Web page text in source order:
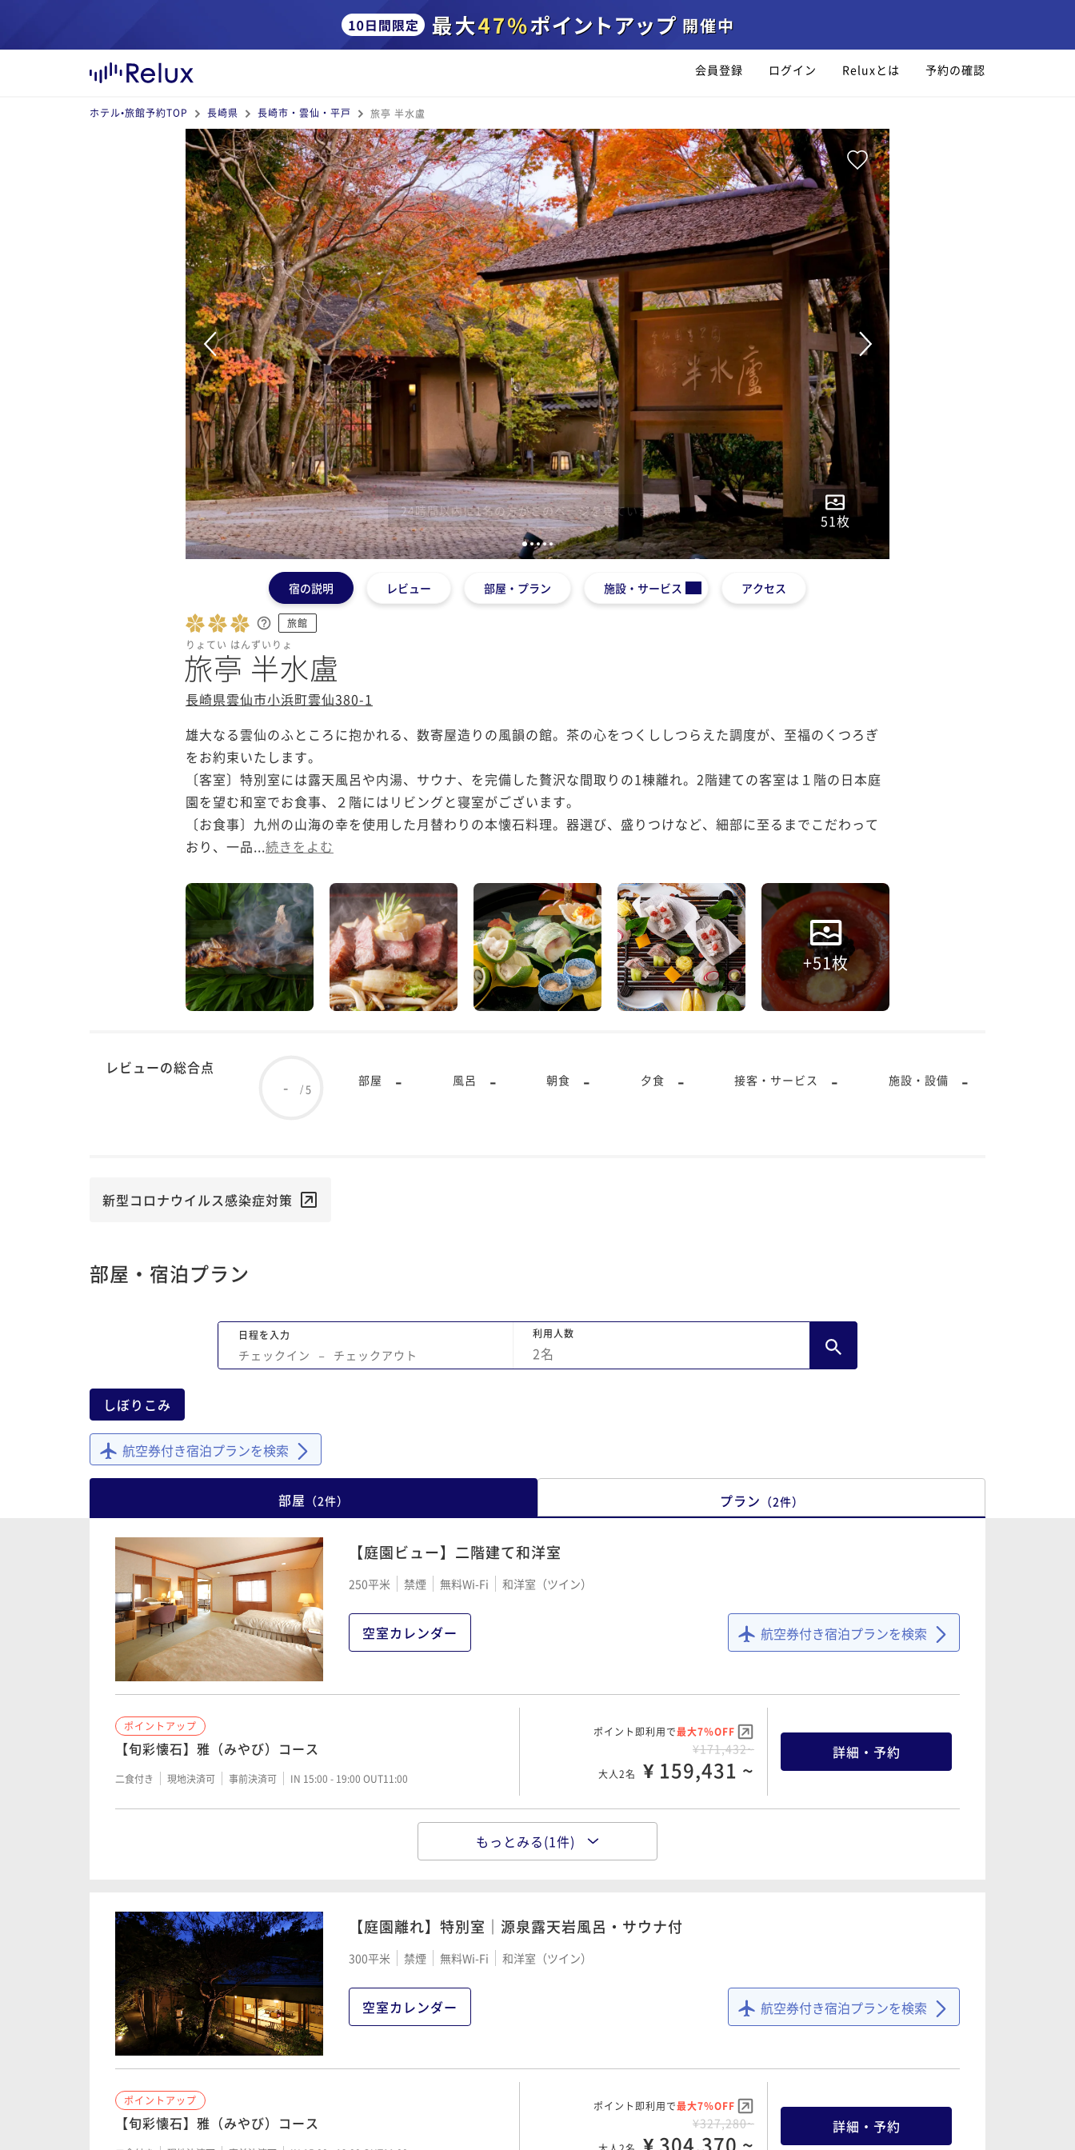
会員登録 ログイン Reluxとは 予約の確認
ホテル•旅館予約TOP 長崎県 長崎市・雲仙・平戸 旅亭 半水盧
51枚
1 2345
宿の説明 レビュー 部屋・プラン 施設・サービス アクセス
旅館
りょてい はんずいりょ
旅亭 半水盧
長崎県雲仙市小浜町雲仙380-1
雄大なる雲仙のふところに抱かれる、数寄屋造りの風韻の館。茶の心をつくししつらえた調度が、至福のくつろぎ
をお約束いたします。
〔客室〕特別室には露天風呂や内湯、サウナ、を完備した贅沢な間取りの1棟離れ。2階建ての客室は１階の日本庭
園を望む和室でお食事、２階にはリビングと寝室がございます。
〔お食事〕九州の山海の幸を使用した月替わりの本懐石料理。器選び、盛りつけなど、細部に至るまでこだわって
おり、一品...続きをよむ
+51枚
レビューの総合点
- /5
部屋 - 風呂 - 朝食 - 夕食 - 接客・サービス - 施設・設備 -
新型コロナウイルス感染症対策
部屋・宿泊プラン
日程を入力
チェックイン − チェックアウト
利用人数
2名
しぼりこみ
航空券付き宿泊プランを検索
部屋 （2件） プラン （2件）
【庭園ビュー】二階建て和洋室
250平米 禁煙 無料Wi-Fi 和洋室（ツイン）
空室カレンダー 航空券付き宿泊プランを検索
ポイントアップ
【旬彩懐石】雅（みやび）コース
二食付き 現地決済可 事前決済可 IN 15:00 - 19:00 OUT11:00
ポイント即利用で最大7％OFF
¥171,432~
大人2名 ¥ 159,431 ~
詳細・予約
ポイント即利用で
もっとみる(1件)
【庭園離れ】特別室｜源泉露天岩風呂・サウナ付
300平米 禁煙 無料Wi-Fi 和洋室（ツイン）
空室カレンダー 航空券付き宿泊プランを検索
ポイントアップ
【旬彩懐石】雅（みやび）コース
ポイント即利用で最大7％OFF
¥327,280~
¥ 304,370 ~
詳細・予約